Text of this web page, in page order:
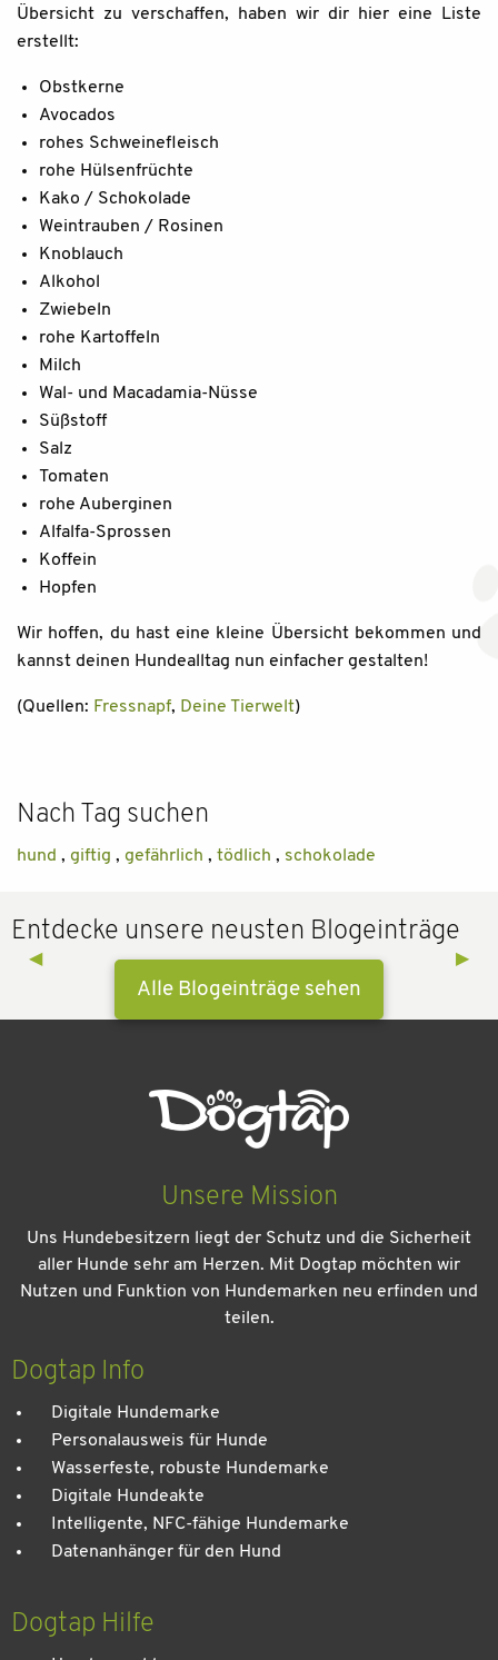
Übersicht zu verschaffen, haben wir dir hier eine Liste
erstellt:
Obstkerne
Avocados
rohes Schweinefleisch
rohe Hülsenfrüchte
Kako / Schokolade
Weintrauben / Rosinen
Knoblauch
Alkohol
Zwiebeln
rohe Kartoffeln
Milch
Wal- und Macadamia-Nüsse
Süßstoff
Salz
Tomaten
rohe Auberginen
Alfalfa-Sprossen
Koffein
Hopfen
Wir hoffen, du hast eine kleine Übersicht bekommen und
kannst deinen Hundealltag nun einfacher gestalten!
(Quellen: Fressnapf, Deine Tierwelt)
Nach Tag suchen
hund , giftig , gefährlich , tödlich , schokolade
Entdecke unsere neusten Blogeinträge
Previous Slide
◀︎ Next
▶︎
Kein Urlaub ohne meinen Hund: Leitfaden für einen
Alle Blogeinträge sehen
Unsere Mission
Uns Hundebesitzern liegt der Schutz und die Sicherheit
aller Hunde sehr am Herzen. Mit Dogtap möchten wir
Nutzen und Funktion von Hundemarken neu erfinden und
teilen.
Dogtap Info
Digitale Hundemarke
Personalausweis für Hunde
Wasserfeste, robuste Hundemarke
Digitale Hundeakte
Intelligente, NFC-fähige Hundemarke
Datenanhänger für den Hund
Dogtap Hilfe